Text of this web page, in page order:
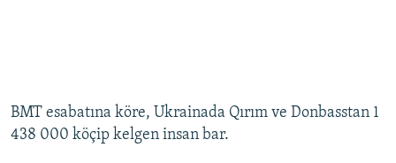
BMT esabatına köre, Ukrainada Qırım ve Donbasstan 1
438 000 köçip kelgen insan bar.